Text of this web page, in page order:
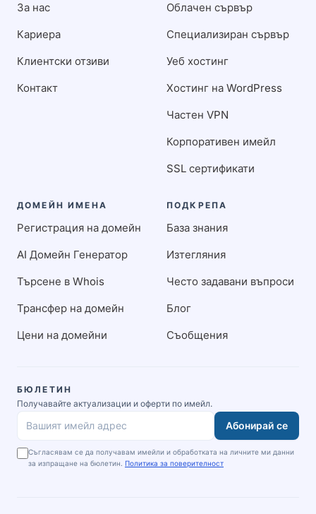
За нас
Кариера
Клиентски отзиви
Контакт
Облачен сървър
Специализиран сървър
Уеб хостинг
Хостинг на WordPress
Частен VPN
Корпоративен имейл
SSL сертификати
ДОМЕЙН ИМЕНА
Регистрация на домейн
AI Домейн Генератор
Търсене в Whois
Трансфер на домейн
Цени на домейни
ПОДКРЕПА
База знания
Изтегляния
Често задавани въпроси
Блог
Съобщения
БЮЛЕТИН
Получавайте актуализации и оферти по имейл.
Вашият имейл адрес
Абонирай се
Съгласявам се да получавам имейли и обработката на личните ми данни
за изпращане на бюлетин. Политика за поверителност